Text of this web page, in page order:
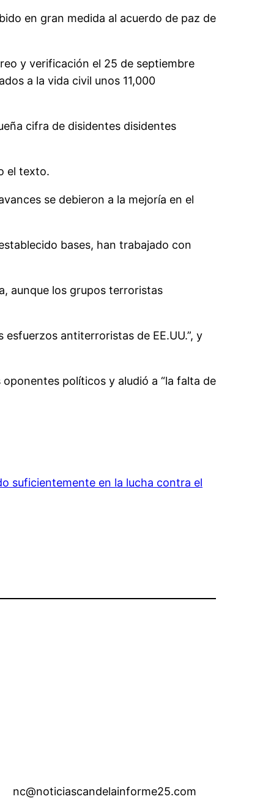
en gran medida al acuerdo de paz de
y verificación el 25 de septiembre
a la vida civil unos 11,000
cifra de disidentes disidentes
el texto.
se debieron a la mejoría en el
bases, han trabajado con
aunque los grupos terroristas
antiterroristas de EE.UU.”, y
políticos y aludió a “la falta de
suficientemente en la lucha contra el
nc@noticiascandelainforme25.com